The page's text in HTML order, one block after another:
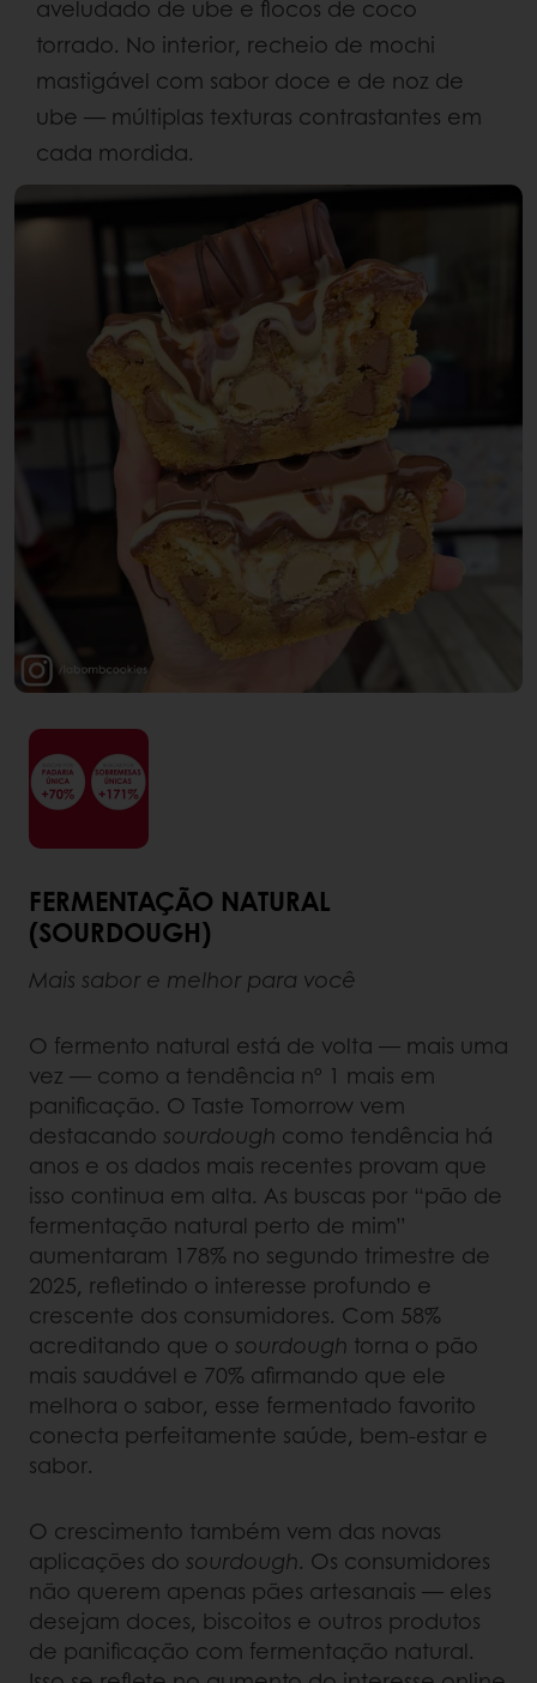
aveludado de ube e flocos de coco
torrado. No interior, recheio de mochi
mastigável com sabor doce e de noz de
ube — múltiplas texturas contrastantes em
cada mordida.
FERMENTAÇÃO NATURAL
(SOURDOUGH)
Mais sabor e melhor para você
O fermento natural está de volta — mais uma
vez — como a tendência nº 1 mais em
panificação. O Taste Tomorrow vem
destacando sourdough como tendência há
anos e os dados mais recentes provam que
isso continua em alta. As buscas por “pão de
fermentação natural perto de mim”
aumentaram 178% no segundo trimestre de
2025, refletindo o interesse profundo e
crescente dos consumidores. Com 58%
acreditando que o sourdough torna o pão
mais saudável e 70% afirmando que ele
melhora o sabor, esse fermentado favorito
conecta perfeitamente saúde, bem-estar e
sabor.
O crescimento também vem das novas
aplicações do sourdough. Os consumidores
não querem apenas pães artesanais — eles
desejam doces, biscoitos e outros produtos
de panificação com fermentação natural.